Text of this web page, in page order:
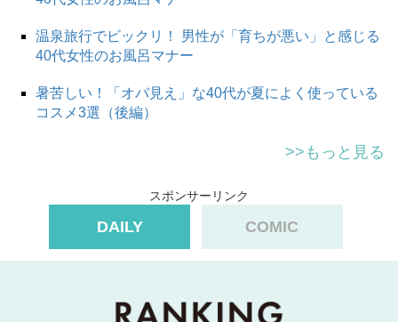
れないとは思いますが、もう少しこちらの気持ちも考えて
欲しいなって思ってしまいました」（44歳男性／サービ
次のページ▶▶彼女が「こう」なっているときには、正直
温泉旅行でビックリ！ 男性が「育ちが悪い」と感じる
40代女性のお風呂マナー
暑苦しい！「オバ見え」な40代が夏によく使っている
コスメ3選（後編）
>>もっと見る
スポンサーリンク
DAILY COMIC